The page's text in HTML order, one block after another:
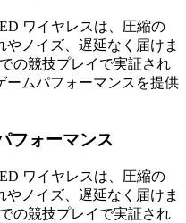
ワイヤレスは、圧縮の
ノイズ、遅延なく届けま
の競技プレイで実証され
ームパフォーマンスを提供
フォーマンス
ワイヤレスは、圧縮の
ノイズ、遅延なく届けま
の競技プレイで実証され